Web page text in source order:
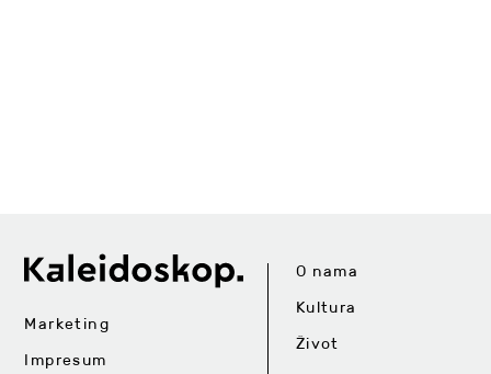
Marketing
Impresum
O nama
Kultura
Život